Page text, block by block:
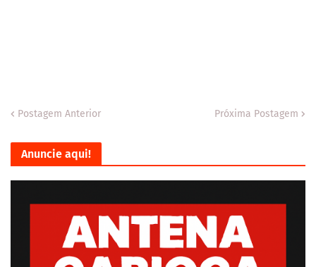
Postagem Anterior Próxima Postagem
Anuncie aqui!